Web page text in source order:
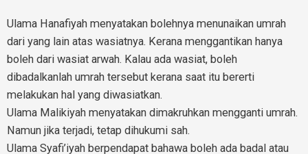
Ulama Hanafiyah menyatakan bolehnya menunaikan umrah
dari yang lain atas wasiatnya. Kerana menggantikan hanya
boleh dari wasiat arwah. Kalau ada wasiat, boleh
dibadalkanlah umrah tersebut kerana saat itu bererti
melakukan hal yang diwasiatkan.
Ulama Malikiyah menyatakan dimakruhkan mengganti umrah.
Namun jika terjadi, tetap dihukumi sah.
Ulama Syafi’iyah berpendapat bahawa boleh ada badal atau